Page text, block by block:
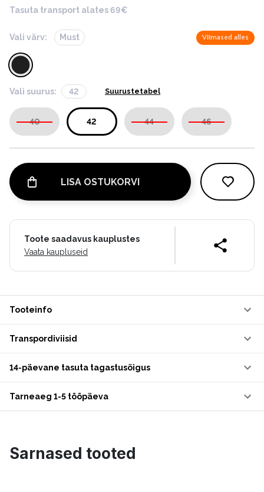
Tasuta transport alates 69€
Vali värv: Must Viimased alles
Vali suurus: 42 Suurustetabel
40 42 44 46
LISA OSTUKORVI
Toote saadavus kauplustes
Vaata kaupluseid
Tooteinfo
Transpordiviisid
14-päevane tasuta tagastusõigus
Tarneaeg 1-5 tööpäeva
Sarnased tooted